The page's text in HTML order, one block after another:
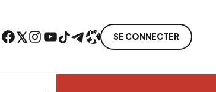
Facebook Twitter Instagram YouTube TikTok TelegramLien SE CONNECTER